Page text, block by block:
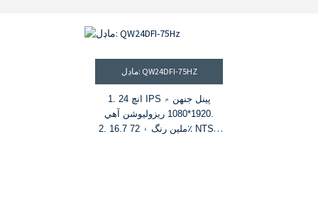
ماڊل: QW24DFI-75HZ
1. 24 انچ IPS پينل جنهن ۾
1920*1080 ريزوليوشن آهي.
2. 16.7 ملين رنگ ۽ 72٪ NTSC